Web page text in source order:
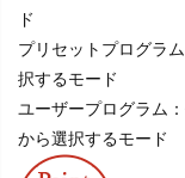
ド
プリセットプログラム
択するモード
ユーザープログラム
から選択するモード